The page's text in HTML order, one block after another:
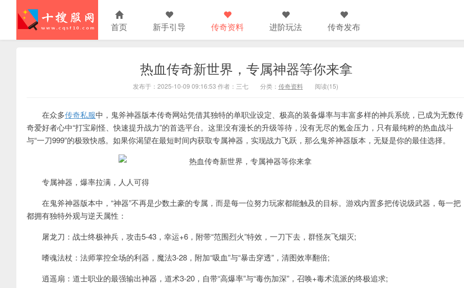
首页 新手引导 传奇资料 进阶玩法 传奇发布
热血传奇新世界，专属神器等你来拿
发布于：2025-10-09 09:16:53 作者：三七 分类： 传奇资料 阅读(15)
在众多传奇私服中，鬼斧神器版本传奇网站凭借其独特的单职业设定、极高的装备爆率与丰富多样的神兵系统，已成为无数传
奇爱好者心中“打宝刷怪、快速提升战力”的首选平台。这里没有漫长的升级等待，没有无尽的氪金压力，只有最纯粹的热血战斗
与“一刀999”的极致快感。如果你渴望在最短时间内获取专属神器，实现战力飞跃，那么鬼斧神器版本，无疑是你的最佳选择。
专属神器，爆率拉满，人人可得
在鬼斧神器版本中，“神器”不再是少数土豪的专属，而是每一位努力玩家都能触及的目标。游戏内置多把传说级武器，每一把
都拥有独特外观与逆天属性：
屠龙刀：战士终极神兵，攻击5-43，幸运+6，附带“范围烈火”特效，一刀下去，群怪灰飞烟灭;
嗜魂法杖：法师掌控全场的利器，魔法3-28，附加“吸血”与“暴击穿透”，清图效率翻倍;
逍遥扇：道士职业的最强输出神器，道术3-20，自带“高爆率”与“毒伤加深”，召唤+毒术流派的终极追求;